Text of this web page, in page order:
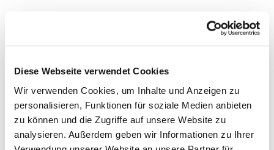
Diese Webseite verwendet Cookies
Wir verwenden Cookies, um Inhalte und Anzeigen zu
personalisieren, Funktionen für soziale Medien anbieten
zu können und die Zugriffe auf unsere Website zu
analysieren. Außerdem geben wir Informationen zu Ihrer
21291Zugriffe
Mi., 20. Apr 2016 11:54
Umstellung von SMB6 auf SMB7- nach Datenbankübername
Abstzurz
»
2 Antworten
20177Zugriffe
Letzter Beitragvongabschr